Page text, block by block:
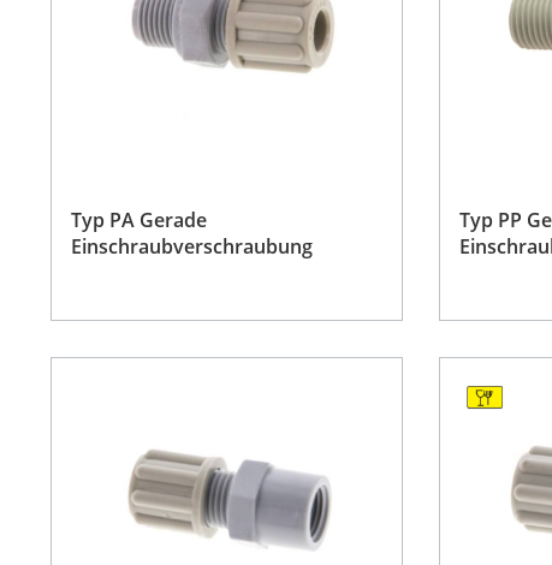
Typ PA Gerade
Einschraubverschraubung
Typ PP